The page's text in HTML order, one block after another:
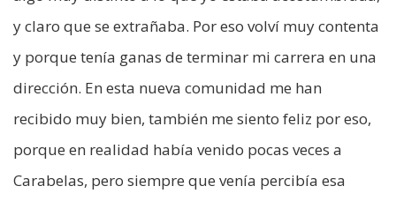
y claro que se extrañaba. Por eso volví muy contenta
y porque tenía ganas de terminar mi carrera en una
dirección. En esta nueva comunidad me han
recibido muy bien, también me siento feliz por eso,
porque en realidad había venido pocas veces a
Carabelas, pero siempre que venía percibía esa